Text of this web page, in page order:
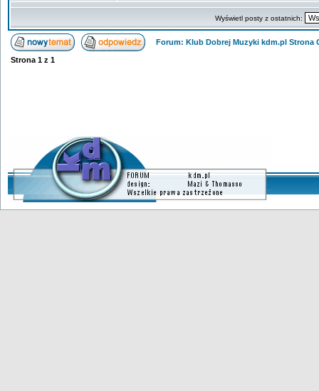
Wyświetl posty z ostatnich:
Forum: Klub Dobrej Muzyki kdm.pl Strona
Strona 1 z 1